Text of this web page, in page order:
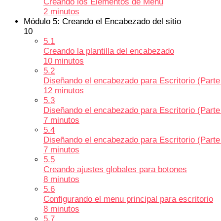
2 minutos
Módulo 5: Creando el Encabezado del sitio
10
5.1
Creando la plantilla del encabezado
10 minutos
5.2
Diseñando el encabezado para Escritorio
12 minutos
5.3
Diseñando el encabezado para Escritorio
7 minutos
5.4
Diseñando el encabezado para Escritorio
7 minutos
5.5
Creando ajustes globales para botones
8 minutos
5.6
Configurando el menu principal para escritorio
8 minutos
5.7